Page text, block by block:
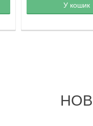
Товар в корзине
У кошик